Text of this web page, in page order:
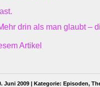
drin als man glaubt –
Artikel
Juni 2009 | Kategorie: Episoden,